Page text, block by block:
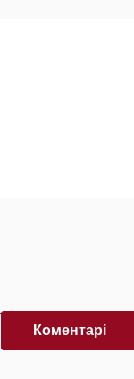
автоматизованим
Коментарi